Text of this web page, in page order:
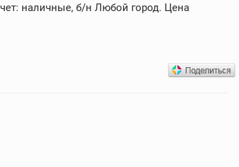
наличные, б/н Любой город. Цена